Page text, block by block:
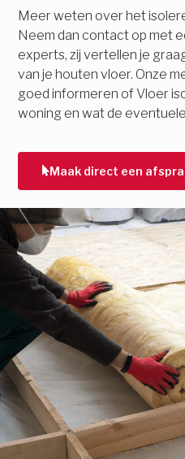
Meer weten over het
Neem dan contact op met
experts, zij vertellen je
van je houten vloer. Onze
goed informeren of Vloer
woning en wat de
Maak direct een